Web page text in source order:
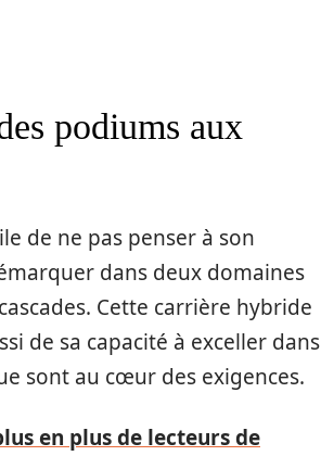
podiums aux
de ne pas penser à son
dans deux domaines
Cette carrière hybride
de sa capacité à exceller dans
sont au cœur des exigences.
en plus de lecteurs de